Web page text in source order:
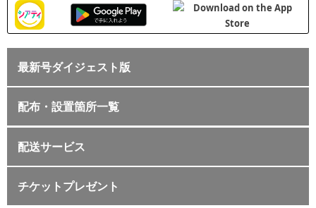
最新号ダイジェスト版
配布・設置箇所一覧
配送サービス
チケットプレゼント